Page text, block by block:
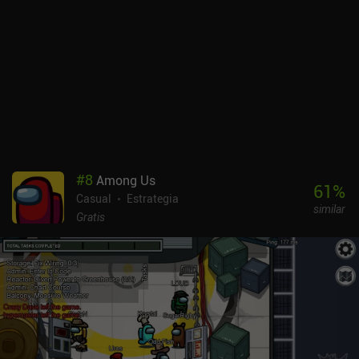
#8 Among Us
Casual
Estrategia
Gratis
61%
similar